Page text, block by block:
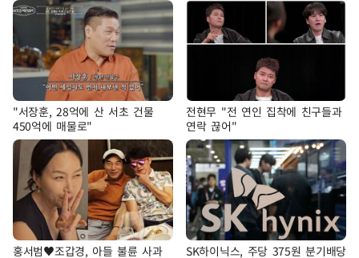
"서장훈, 28억에 산 서초 건물
450억에 매물로"
전현무 "전 연인 집착에 친구들과
연락 끊어"
홍서범♥조갑경, 아들 불륜 사과
SK하이닉스, 주당 375원 분기배당